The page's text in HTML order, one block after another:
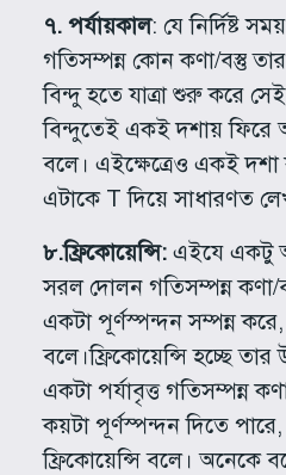
৭. পর্যায়কাল: যে নির্দিষ্ট
গতিসম্পন্ন কোন কণা/বস্তু
বিন্দু হতে যাত্রা শুরু করে
বিন্দুতেই একই দশায় ফিরে
বলে। এইক্ষেত্রেও একই দশা
এটাকে T দিয়ে সাধারণত
৮.ফ্রিকোয়েন্সি: এইযে একটু
সরল দোলন গতিসম্পন্ন কণা/
একটা পূর্ণস্পন্দন সম্পন্ন
বলে।ফ্রিকোয়েন্সি হচ্ছে তার
একটা পর্যাবৃত্ত গতিসম্পন্ন
কয়টা পূর্ণস্পন্দন দিতে
ফ্রিকোয়েন্সি বলে। অনেকে